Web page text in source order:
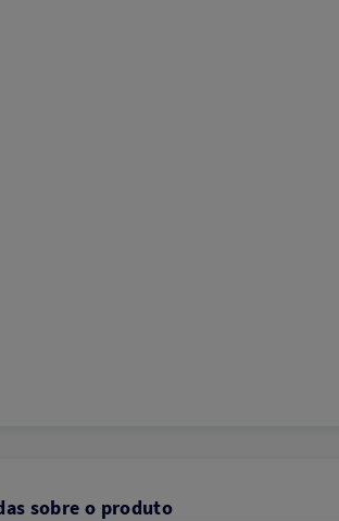
sobre o produto